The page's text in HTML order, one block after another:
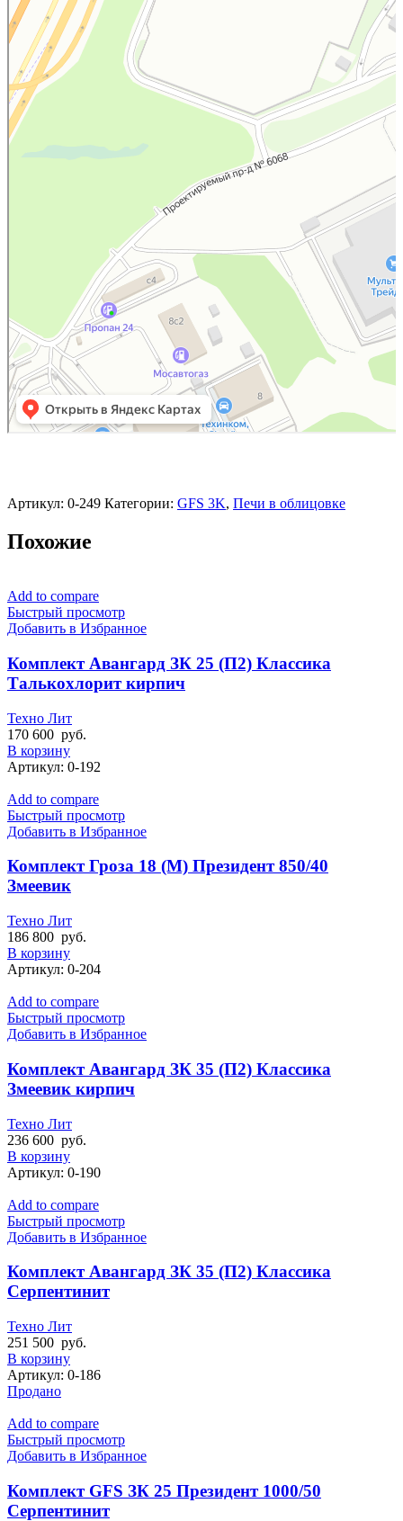
Артикул: 0-249 Категории: GFS 3K, Печи в облицовке
Похожие
Add to compare
Быстрый просмотр
Добавить в Избранное
Комплект Авангард ЗК 25 (П2) Классика
Талькохлорит кирпич
Техно Лит
170 600 руб.
В корзину
Артикул: 0-192
Add to compare
Быстрый просмотр
Добавить в Избранное
Комплект Гроза 18 (М) Президент 850/40
Змеевик
Техно Лит
186 800 руб.
В корзину
Артикул: 0-204
Add to compare
Быстрый просмотр
Добавить в Избранное
Комплект Авангард ЗК 35 (П2) Классика
Змеевик кирпич
Техно Лит
236 600 руб.
В корзину
Артикул: 0-190
Add to compare
Быстрый просмотр
Добавить в Избранное
Комплект Авангард ЗК 35 (П2) Классика
Серпентинит
Техно Лит
251 500 руб.
В корзину
Артикул: 0-186
Продано
Add to compare
Быстрый просмотр
Добавить в Избранное
Комплект GFS ЗК 25 Президент 1000/50
Серпентинит